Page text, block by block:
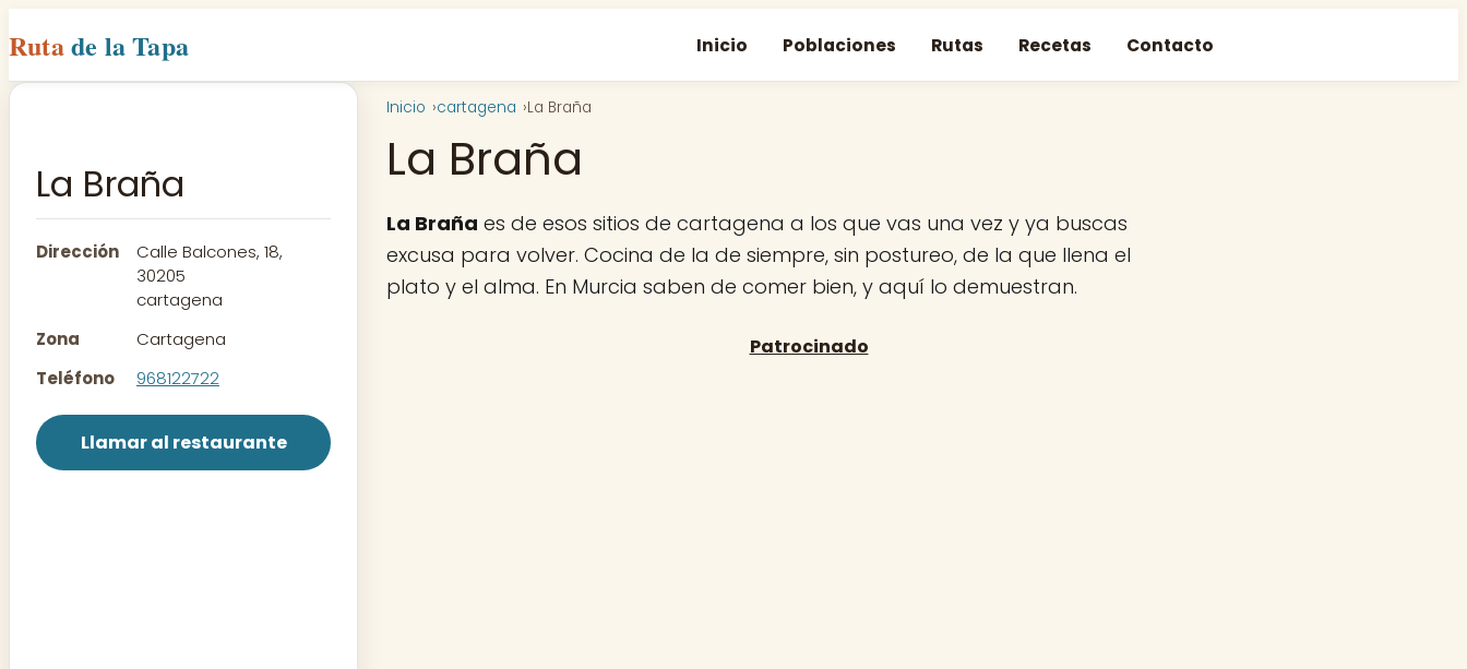
Rutade la Tapa Inicio Poblaciones Rutas Recetas Contacto
La Braña
Dirección
Calle Balcones, 18,
30205
cartagena
Zona
Cartagena
Teléfono
968122722
Llamar al restaurante
Inicio cartagena La Braña
La Braña
La Braña es de esos sitios de cartagena a los que vas una vez y ya buscas
excusa para volver. Cocina de la de siempre, sin postureo, de la que llena el
plato y el alma. En Murcia saben de comer bien, y aquí lo demuestran.